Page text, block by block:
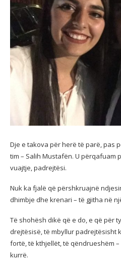
Dje e takova për herë të parë, pas
tim – Salih Mustafën. U përqafuam
vuajtje, padrejtësi.
Nuk ka fjalë që përshkruajnë
dhimbje dhe krenari – të gjitha në
Të shohësh dikë që e do, e që për
drejtësisë, të mbyllur padrejtësisht
fortë, të kthjellët, të qëndrueshëm
kurrë.